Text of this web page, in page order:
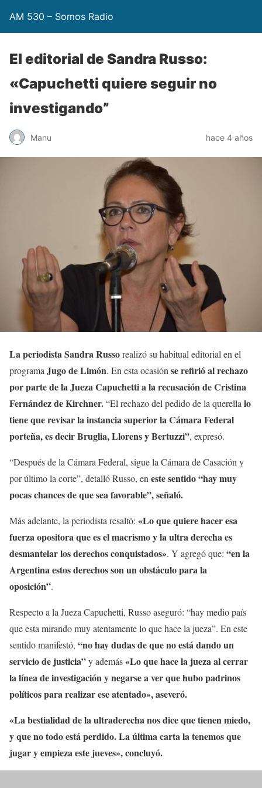
AM 530 – Somos Radio
El editorial de Sandra Russo:
«Capuchetti quiere seguir no
investigando”
Manu hace 4 años
La periodista Sandra Russorealizó su habitual editorial en el
programaJugo de Limón. En esta ocasiónse refirió al rechazo
por parte de la Jueza Capuchetti a la recusación de Cristina
Fernández de Kirchner.“El rechazo del pedido de la querellalo
tiene que revisar la instancia superior la Cámara Federal
porteña, es decir Bruglia, Llorens y Bertuzzi”, expresó.
“Después de la Cámara Federal, sigue la Cámara de Casación y
por último la corte”, detalló Russo, eneste sentido “hay muy
pocas chances de que sea favorable”, señaló.
Más adelante, la periodista resaltó: «Lo que quiere hacer esa
fuerza opositora que es el macrismo y la ultra derecha es
desmantelar los derechos conquistados». Y agregó que: “en la
Argentina estos derechos son un obstáculo para la
oposición”.
Respecto a la Jueza Capuchetti, Russo aseguró: “hay medio país
que esta mirando muy atentamente lo que hace la jueza”. En este
sentido manifestó, “no hay dudas de que no está dando un
servicio de justicia”y además«Lo que hace la jueza al cerrar
la línea de investigación y negarse a ver que hubo padrinos
políticos para realizar ese atentado», aseveró.
«La bestialidad de la ultraderecha nos dice que tienen miedo,
y que no todo está perdido. La última carta la tenemos que
jugar y empieza este jueves», concluyó.